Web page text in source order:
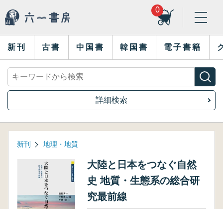
0
新刊 古書 中国書 韓国書 電子書籍
詳細検索
新刊 地理・地質
大陸と日本をつなぐ自然
史 地質・生態系の総合研
究最前線